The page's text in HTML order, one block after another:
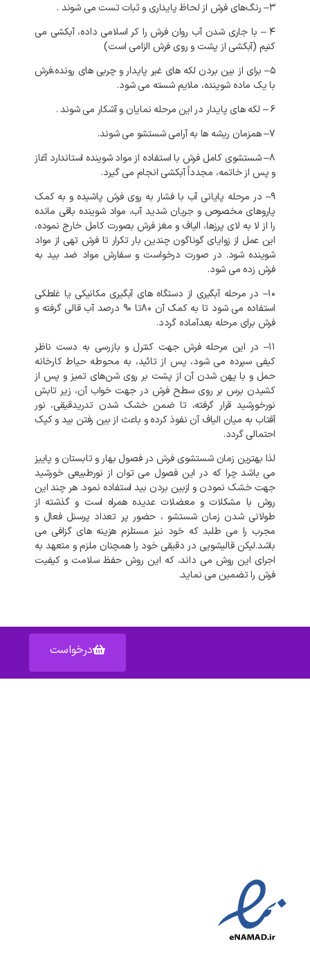
۳–رنگ‌های فرش از لحاظ پایداری و ثبات تست می شوند .
۴– با جاری شدن آب روان فرش را کر اسلامی داده، آبکشی می
کنیم (آبکشی از پشت و روی فرش الزامی است)
۵– برای از بین بردن لکه های غیر پایدار و چربی های رونده،فرش
با یک ماده شوینده، ملایمشسته می شود.
۶– لکه های پایدار در این مرحله نمایان و آشکار می شوند.
۷–همزمان ریشه ها به آرامی شستشو می شوند.
۸–شستشوی کامل فرش با استفاده از مواد شوینده استاندارد آغاز
و پس ازخاتمه، مجدداًآبکشی انجام می گیرد.
۹– در مرحله پایانی آب با فشار به روی فرش پاشیده و به کمک
پاروهای مخصوص و جریان شدید آب، مواد شوینده باقی مانده
را از لا به لای پرزها، الیاف و مغز فرش بصورت کامل خارج نموده،
این عمل از زوایای گوناگون چندین بار تکرار تا فرش تهی از مواد
شوینده شود. در صورت درخواست و سفارش مواد ضد بید به
فرش زده می شود.
۱۰– در مرحله آبگیری از دستگاه های آبگیری مکانیکی یا غلطکی
استفاده می شود تا به کمک آن ۸۰تا ۹۰ درصد آب قالی گرفته و
فرش برای مرحله بعدآماده گردد.
۱۱– در این مرحله فرش جهت کنترل و بازرسی به دست ناظر
کیفی سپرده می شود، پس از تائید، به محوطه حیاط کارخانه
حمل و با پهن شدن آن از پشت بر روی شن‌های تمیز و پس از
کشیدن برس بر روی سطح فرش در جهت خواب آن، زیر تابش
نورخورشید قرار گرفته، تا ضمن خشک شدن تدریدقیقی، نور
آفتاب به میان الیاف آن نفوذ کرده و باعث از بین رفتن بیدو کپک
احتمالی گردد.
لذا بهترین زمان شستشوی فرش در فصول بهار و تابستان و پاییز
می باشد چرا که در این فصول می توان از نورطبیعی خورشید
جهت خشک نمودن و ازبین بردن بید استفاده نمود.هرچند این
روش با مشکلات و معضلات عدیده همراه است و گذشته از
طولانی شدن زمان شستشو ، حضور پر تعداد پرسنل فعال و
مجرب را می طلبد که خود نیز مستلزم هزینه های گزافی می
باشد.لیکن قالیشویی در دقیقی خود را همچنان ملزم و متعهد به
اجرای این روش می داند، که این روش حفظ سلامت و کیفیت
فرش راتضمین می نماید.
درخواست